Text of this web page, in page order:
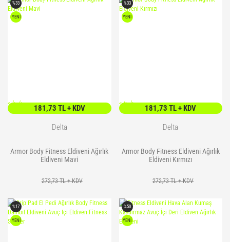
%33
YENİ
</> />
181,73 TL + KDV
Delta
Armor Body Fitness Eldiveni Ağırlık
Eldiveni Mavi
272,73 TL + KDV
%33
YENİ
</> />
181,73 TL + KDV
Delta
Armor Body Fitness Eldiveni Ağırlık
Eldiveni Kırmızı
272,73 TL + KDV
%17
YENİ
%50
YENİ